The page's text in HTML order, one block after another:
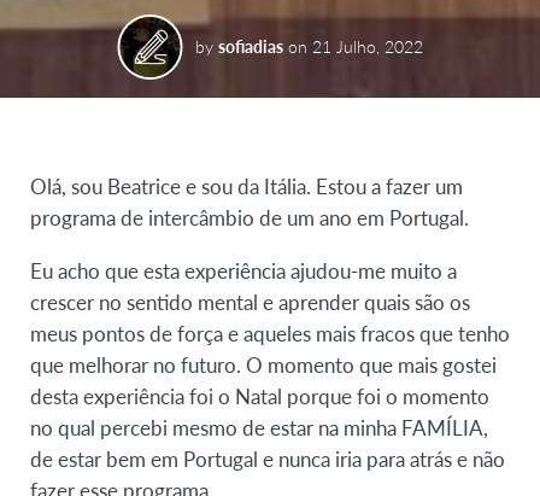
by sofiadias on 21 Julho, 2022
Olá, sou Beatrice e sou da Itália. Estou a fazer um
programa de intercâmbio de um ano em Portugal.
Eu acho que esta experiência ajudou-me muito a
crescer no sentido mental e aprender quais são os
meus pontos de força e aqueles mais fracos que tenho
que melhorar no futuro. O momento que mais gostei
desta experiência foi o Natal porque foi o momento
no qual percebi mesmo de estar na minha FAMÍLIA,
de estar bem em Portugal e nunca iria para atrás e não